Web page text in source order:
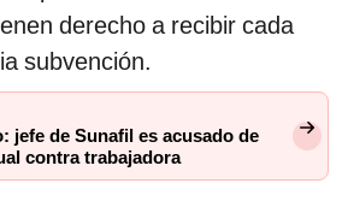
derecho a recibir cada
subvención.
jefe de Sunafil es acusado de
contra trabajadora